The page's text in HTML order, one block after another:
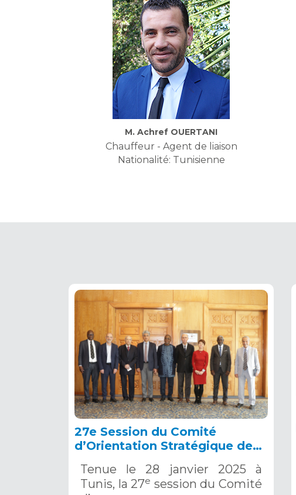
M. Achref OUERTANI
Chauffeur - Agent de liaison
Nationalité: Tunisienne
27e Session du Comité
d’Orientation Stratégique de
Tenue le 28 janvier 2025 à
Tunis, la 27e session du Comité